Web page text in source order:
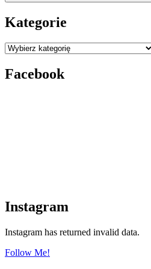
Kategorie
Kategorie
Facebook
Instagram
Instagram has returned invalid data.
Follow Me!